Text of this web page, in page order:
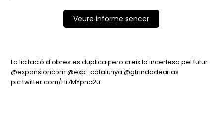
Veure informe sencer
La licitació d'obres es duplica pero creix la incertesa pel futur
@expansioncom @exp_catalunya @gtrindadearias
pic.twitter.com/Hi7MYpnc2u